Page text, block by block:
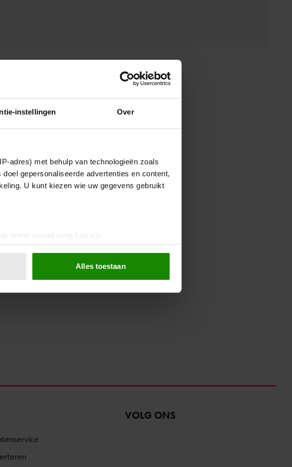
instellingen Over
adres) met behulp van technologieën zoals
gepersonaliseerde advertenties en content,
U kunt kiezen wie uw gegevens gebruikt
meter nauwkeurig kan zijn
(fingerprinting)
voor social media te bieden en om ons
Alles toestaan
VOLG ONS